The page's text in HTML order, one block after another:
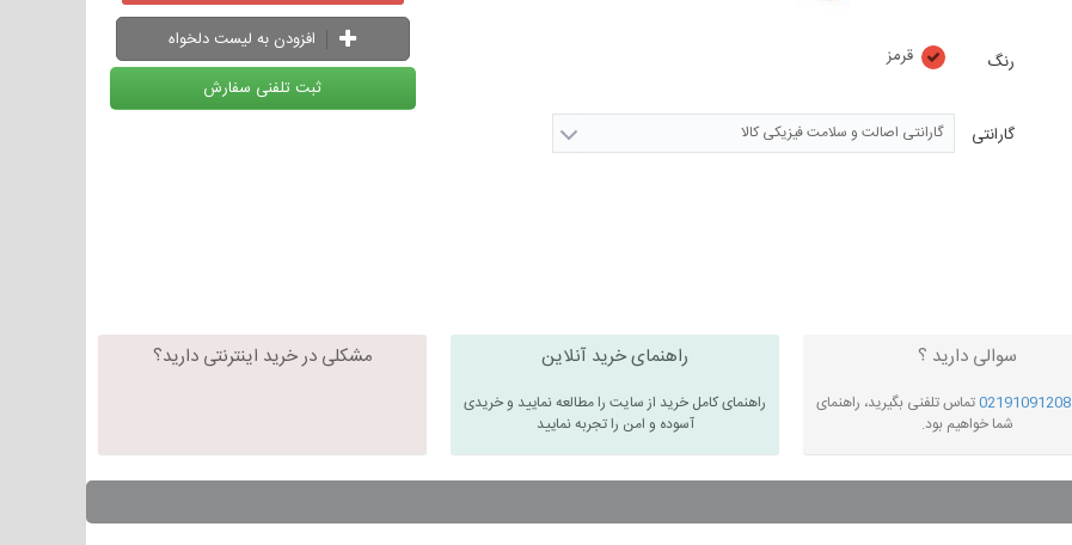
رنگ قرمز
گارانتی گارانتی اصالت و سلامت فیزیکی کالا
افزودن به لیست دلخواه
ثبت تلفنی سفارش
سوالی دارید ؟
02191091208تماس تلفنی بگیرید، راهنمای
شما خواهیم بود.
راهنمای خرید آنلاین
راهنمای کامل خرید از سایت را مطالعه نمایید و خریدی
آسوده و امن را تجربه نمایید
مشکلی در خرید اینترنتی دارید؟